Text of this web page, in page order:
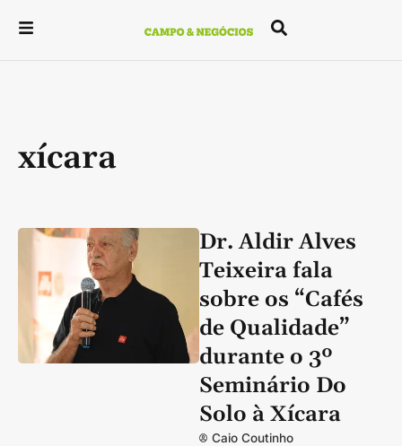
xícara
Dr. Aldir Alves
Teixeira fala
sobre os “Cafés
de Qualidade”
durante o 3º
Seminário Do
Solo à Xícara
Caio Coutinho